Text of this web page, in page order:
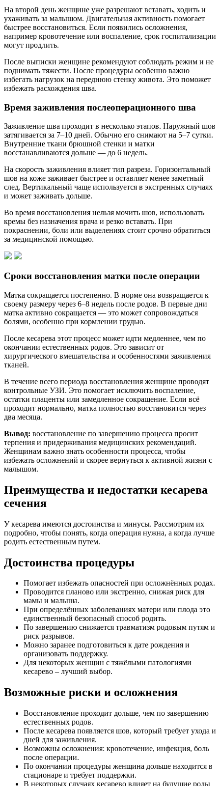
На второй день женщине уже разрешают вставать, ходить и
ухаживать за малышом. Двигательная активность помогает
быстрее восстановиться. Если появились осложнения,
например кровотечение или воспаление, срок госпитализации
могут продлить.
После выписки женщине рекомендуют соблюдать режим и не
поднимать тяжести. После процедуры особенно важно
избегать нагрузок на переднюю стенку живота. Это поможет
избежать расхождения шва.
Время заживления послеоперационного шва
Заживление шва проходит в несколько этапов. Наружный шов
затягивается за 7–10 дней. Обычно его снимают на 5–7 сутки.
Внутренние ткани брюшной стенки и матки
восстанавливаются дольше — до 6 недель.
На скорость заживления влияет тип разреза. Горизонтальный
шов на коже заживает быстрее и оставляет менее заметный
след. Вертикальный чаще используется в экстренных случаях
и может заживать дольше.
Во время восстановления нельзя мочить шов, использовать
кремы без назначения врача и резко вставать. При
покраснении, боли или выделениях стоит срочно обратиться
за медицинской помощью.
Сроки восстановления матки после операции
Матка сокращается постепенно. В норме она возвращается к
своему размеру через 6–8 недель после родов. В первые дни
матка активно сокращается — это может сопровождаться
болями, особенно при кормлении грудью.
После кесарева этот процесс может идти медленнее, чем по
окончании естественных родов. Это зависит от
хирургического вмешательства и особенностями заживления
тканей.
В течение всего периода восстановления женщине проводят
контрольные УЗИ. Это помогает исключить воспаление,
остатки плаценты или замедленное сокращение. Если всё
проходит нормально, матка полностью восстановится через
два месяца.
Вывод: восстановление по завершению процесса просит
терпения и придерживания медицинских рекомендаций.
Женщинам важно знать особенности процесса, чтобы
избежать осложнений и скорее вернуться к активной жизни с
малышом.
Преимущества и недостатки кесарева
сечения
У кесарева имеются достоинства и минусы. Рассмотрим их
подробно, чтобы понять, когда операция нужна, а когда лучше
родить естественным путем.
Достоинства процедуры
Помогает избежать опасностей при осложнённых родах.
Проводится планово или экстренно, снижая риск для
мамы и малыша.
При определённых заболеваниях матери или плода это
единственный безопасный способ родить.
По завершению снижается травматизм родовым путям и
риск разрывов.
Можно заранее подготовиться к дате рождения и
организовать поддержку.
Для некоторых женщин с тяжёлыми патологиями
кесарево – лучший выбор.
Возможные риски и осложнения
Восстановление проходит дольше, чем по завершению
естественных родов.
После кесарева появляется шов, который требует ухода и
дней для заживления.
Возможны осложнения: кровотечение, инфекция, боль
после операции.
По окончании процедуры женщина дольше находится в
стационаре и требует поддержки.
В некоторых случаях кесарево влияет на будущие роды